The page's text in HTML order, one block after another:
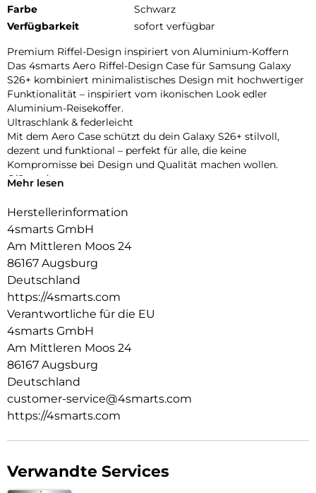
Farbe
Schwarz
Verfügbarkeit
sofort verfügbar
Premium Riffel-Design inspiriert von Aluminium-Koffern
Das 4smarts Aero Riffel-Design Case für Samsung Galaxy
S26+ kombiniert minimalistisches Design mit hochwertiger
Funktionalität – inspiriert vom ikonischen Look edler
Aluminium-Reisekoffer.
Ultraschlank & federleicht
Mit dem Aero Case schützt du dein Galaxy S26+ stilvoll,
dezent und funktional – perfekt für alle, die keine
Kompromisse bei Design und Qualität machen wollen.
Qi2 ready
Der integrierte Magnetring ermöglicht nahtloses Andocken
Griffige Anti-Rutsch-Kanten
Die griffigen Anti-Rutsch-Kanten sorgen für sicheren Halt im
Alltag, ohne das schlanke Format des Galaxy S26+ zu
beeinträchtigen.
Transparent-matte Rückseite mit strukturierter Optik
Die transparente Rückseite mit markanter Riffelstruktur
verleiht dem Case einen modernen, technischen Stil, der
nicht nur optisch beeindruckt, sondern sich auch
hervorragend anfühlt.
Mehr lesen
Herstellerinformation
4smarts GmbH
Am Mittleren Moos 24
86167 Augsburg
Deutschland
https://4smarts.com
Verantwortliche für die EU
4smarts GmbH
Am Mittleren Moos 24
86167 Augsburg
Deutschland
customer-service@4smarts.com
https://4smarts.com
Verwandte Services